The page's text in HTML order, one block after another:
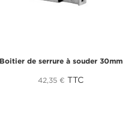
Boitier de serrure à souder 30mm
42,35 € TTC